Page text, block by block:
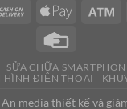
SỬA CHỮA
HÌNH ĐIỆN THOẠI
media thiết kế và